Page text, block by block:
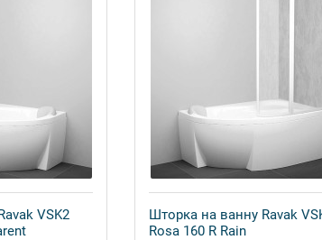
VSK2
Шторка на ванну Ravak
Rosa 160 R Rain